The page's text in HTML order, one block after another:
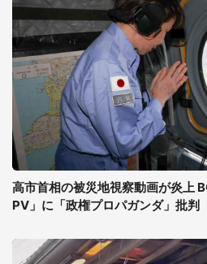
高市首相の被災地視察動画が炎上
PV」に「政権プロパガンダ」批判